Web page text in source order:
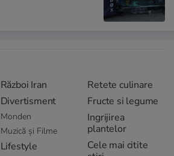
Război Iran
Divertisment
Monden
Muzică și Filme
Lifestyle
Retete culinare
Fructe si legume
Ingrijirea
plantelor
Cele mai citite